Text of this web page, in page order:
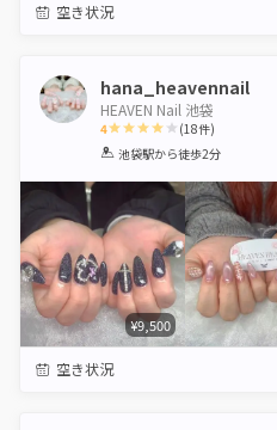
空き状況
hana_heavennail
HEAVEN Nail 池袋
4
1 2 3 4 5
(18件)
池袋駅から徒歩2分
¥9,500
空き状況